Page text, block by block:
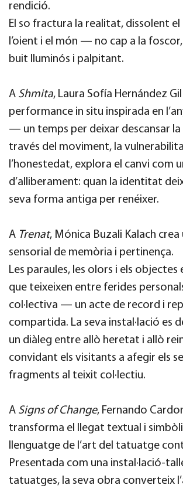
rendició.
El so fractura la realitat, dissolent
l’oient i el món — no cap a la
buit lluminós i palpitant.
A Shmita, Laura Sofía Hernández
performance in situ inspirada en
— un temps per deixar descansar la
través del moviment, la
l’honestedat, explora el canvi com
d’alliberament: quan la identitat
seva forma antiga per renéixer.
A Trenat, Mónica Buzali Kalach crea
sensorial de memòria i pertinença.
Les paraules, les olors i els objectes
que teixeixen entre ferides
col·lectiva — un acte de record i
compartida. La seva instal·lació es
un diàleg entre allò heretat i allò
convidant els visitants a afegir els
fragments al teixit col·lectiu.
A Signs of Change, Fernando
transforma el llegat textual i
llenguatge de l’art del tatuatge
Presentada com una instal·lació-
tatuatges, la seva obra converteix